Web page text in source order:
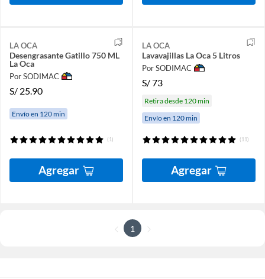
LA OCA
Desengrasante Gatillo 750 ML
La Oca
Por SODIMAC
S/ 25.90
Envío en 120 min
(1)
Agregar
LA OCA
Lavavajillas La Oca 5 Litros
Por SODIMAC
S/73
Retira desde 120 min
Envío en 120 min
(11)
Agregar
1